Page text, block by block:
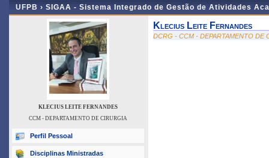
UFPB › SIGAA - Sistema Integrado de Gestão de Atividades
KLECIUS LEITE FERNANDES
CCM - DEPARTAMENTO DE CIRURGIA
Perfil Pessoal
Disciplinas Ministradas
Klecius Leite Fernandes
DCRG - CCM - DEPARTAMENTO DE